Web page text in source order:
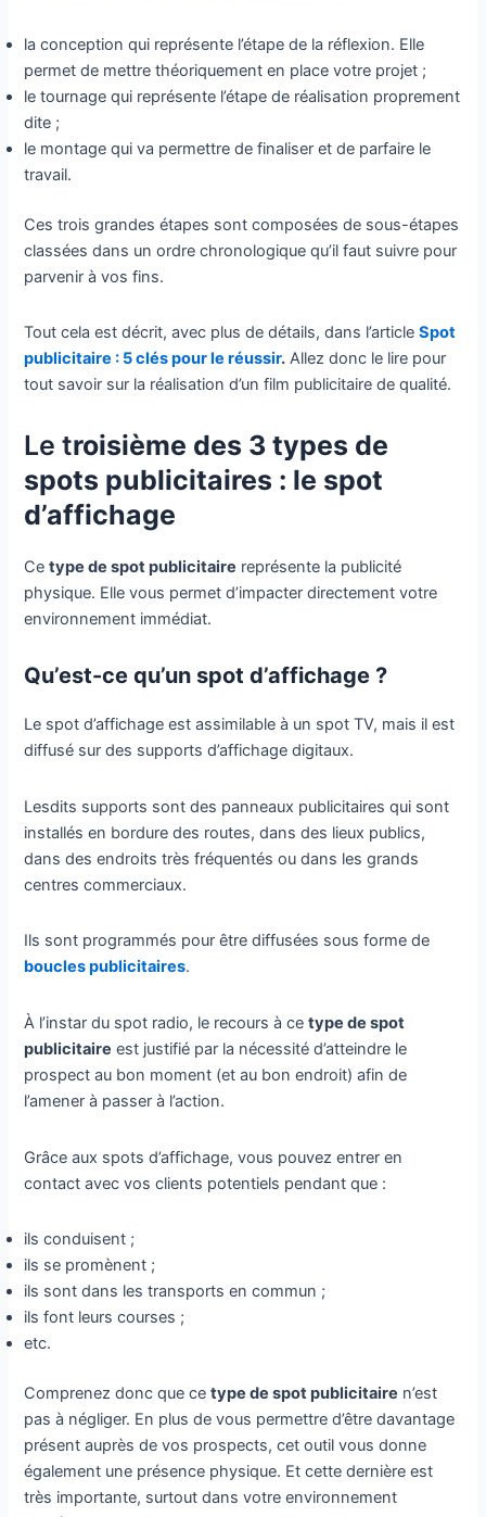
la conception qui représente l’étape de la réflexion. Elle
permet de mettre théoriquement en place votre projet ;
le tournage qui représente l’étape de réalisation proprement
dite ;
le montage qui va permettre de finaliser et de parfaire le
travail.
Ces trois grandes étapes sont composées de sous-étapes
classées dans un ordre chronologique qu’il faut suivre pour
parvenir à vos fins.
Tout cela est décrit, avec plus de détails, dans l’articleSpot
publicitaire : 5 clés pour le réussir. Allez donc le lire pour
tout savoir sur la réalisation d’un film publicitaire de qualité.
Le troisième des 3 types de
spots publicitaires : le spot
d’affichage
Cetype de spot publicitaire représente la publicité
physique. Elle vous permet d’impacter directement votre
environnement immédiat.
Qu’est-ce qu’un spot d’affichage ?
Le spot d’affichage est assimilable à un spot TV, mais il est
diffusé sur des supports d’affichage digitaux.
Lesdits supports sont des panneaux publicitaires qui sont
installés en bordure des routes, dans des lieux publics,
dans des endroits très fréquentés ou dans les grands
centres commerciaux.
Ils sont programmés pour être diffusées sous forme de
boucles publicitaires.
À l’instar du spot radio, le recours à cetype de spot
publicitaire est justifié par la nécessité d’atteindre le
prospect au bon moment (et au bon endroit) afin de
l’amener à passer à l’action.
Grâce aux spots d’affichage, vous pouvez entrer en
contact avec vos clients potentiels pendant que :
ils conduisent ;
ils se promènent ;
ils sont dans les transports en commun ;
ils font leurs courses ;
etc.
Comprenez donc que cetype de spot publicitaire n’est
pas à négliger. En plus de vous permettre d’être davantage
présent auprès de vos prospects, cet outil vous donne
également une présence physique. Et cette dernière est
très importante, surtout dans votre environnement